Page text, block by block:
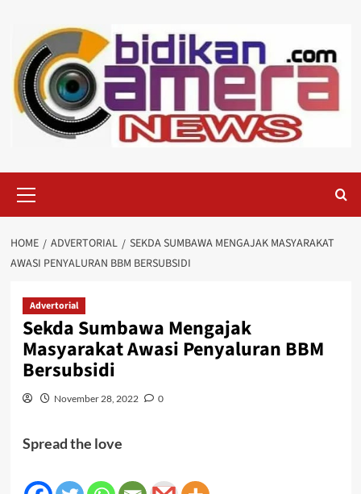
content
Menu
HOME ADVERTORIAL
SEKDA SUMBAWA MENGAJAK MASYARAKAT
AWASI PENYALURAN BBM BERSUBSIDI
Advertorial
Sekda Sumbawa Mengajak
Masyarakat Awasi Penyaluran BBM
Bersubsidi
November 28, 2022 0
Spread the love